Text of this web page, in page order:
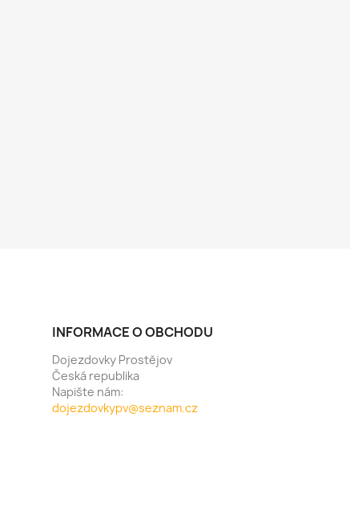
INFORMACE O OBCHODU
Dojezdovky Prostějov
Česká republika
Napište nám:
dojezdovkypv@seznam.cz